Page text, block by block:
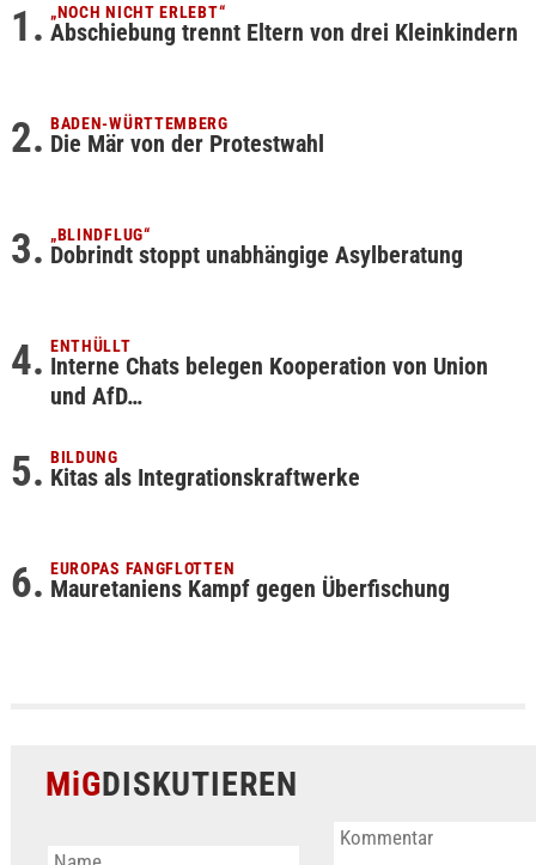
„NOCH NICHT ERLEBT“
Abschiebung trennt Eltern von drei Kleinkindern
BADEN-WÜRTTEMBERG
Die Mär von der Protestwahl
„BLINDFLUG“
Dobrindt stoppt unabhängige Asylberatung
ENTHÜLLT
Interne Chats belegen Kooperation von Union
und AfD…
BILDUNG
Kitas als Integrationskraftwerke
EUROPAS FANGFLOTTEN
Mauretaniens Kampf gegen Überfischung
MiGDISKUTIEREN